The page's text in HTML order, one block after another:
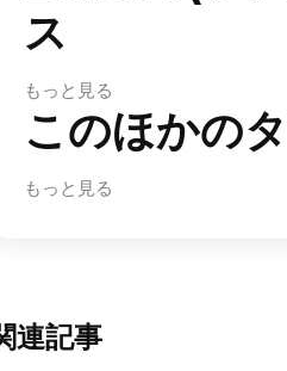
ス
もっと見る
このほかの
もっと見る
連記事